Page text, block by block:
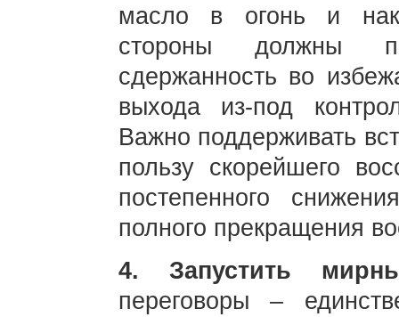
масло в огонь и
стороны должны
сдержанность во
выхода из-под
Важно поддерживать
пользу скорейшего
постепенного
полного прекращения
4. Запустить
переговоры –